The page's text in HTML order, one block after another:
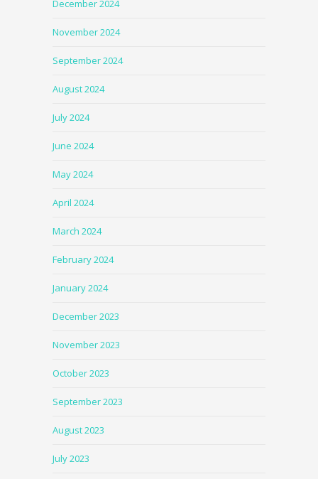
December 2024
November 2024
September 2024
August 2024
July 2024
June 2024
May 2024
April 2024
March 2024
February 2024
January 2024
December 2023
November 2023
October 2023
September 2023
August 2023
July 2023